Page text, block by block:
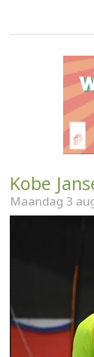
Kobe
Maandag 3